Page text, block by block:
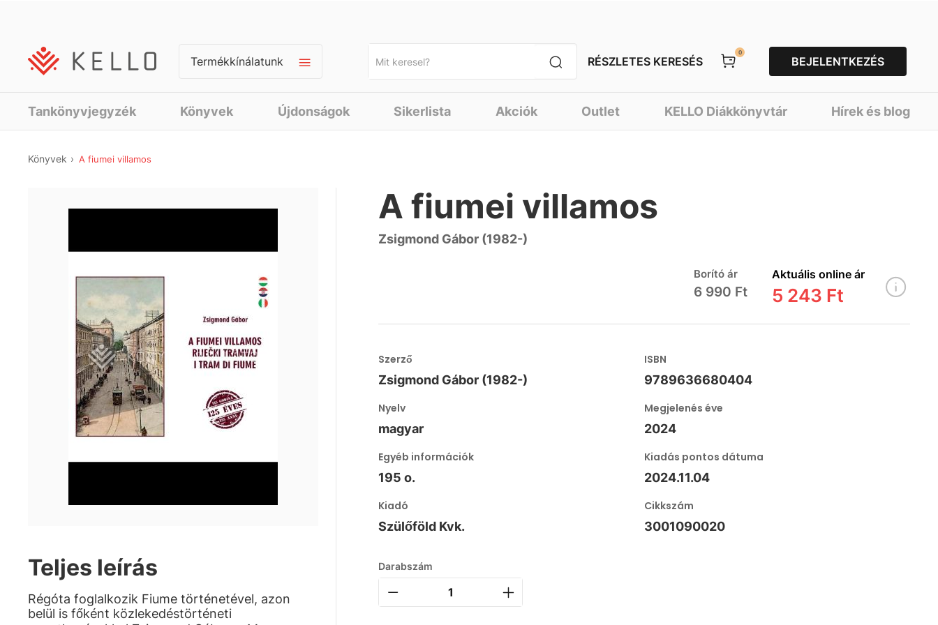
Termékkínálatunk RÉSZLETES KERESÉS
0
BEJELENTKEZÉS
Tankönyvjegyzék Könyvek Újdonságok Sikerlista Akciók Outlet KELLO Diákkönyvtár Hírek és blog
Könyvek A fiumei villamos
Teljes leírás
Régóta foglalkozik Fiume történetével, azon
belül is főként közlekedéstörténeti
A fiumei villamos
Zsigmond Gábor (1982-)
Borító ár
6 990 Ft
Aktuális online ár
5 243 Ft
Szerző
Zsigmond Gábor (1982-)
ISBN
9789636680404
Nyelv
magyar
Megjelenés éve
2024
Egyéb információk
195 o.
Kiadás pontos dátuma
2024.11.04
Kiadó
Szülőföld Kvk.
Cikkszám
3001090020
Darabszám